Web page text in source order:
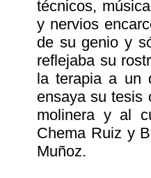
técnicos,
y nervios
de su genio y
reflejaba su
la terapia a un
ensaya su tesis
molinera y al
Chema Ruiz y
Muñoz.